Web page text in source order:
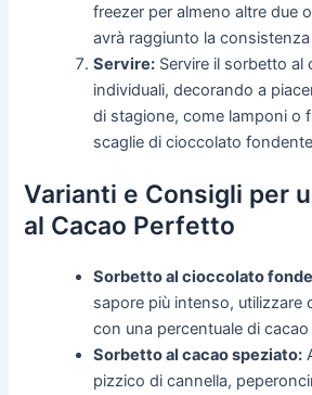
freezer per almeno altre due
avrà raggiunto la
Servire: Servire il sorbetto
individuali, decorando a
di stagione, come lamponi o
scaglie di cioccolato
Varianti e Consigli per
al Cacao Perfetto
Sorbetto al cioccolato
sapore più intenso,
con una percentuale di cacao
Sorbetto al cacao speziato:
pizzico di cannella,